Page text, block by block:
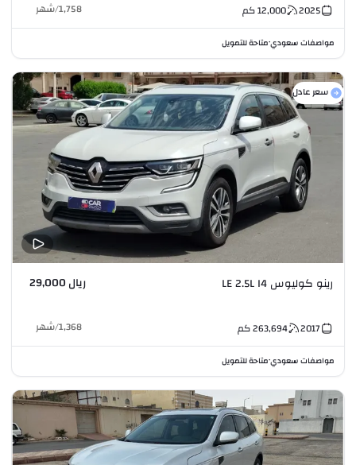
2025
12,000كم 1,758
/شهر
مواصفات سعودي•متاحة للتمويل
سعر عادل
رينو كوليوس LE 2.5L I4 ريال 29,000
2017
263,694كم 1,368
/شهر
مواصفات سعودي•متاحة للتمويل